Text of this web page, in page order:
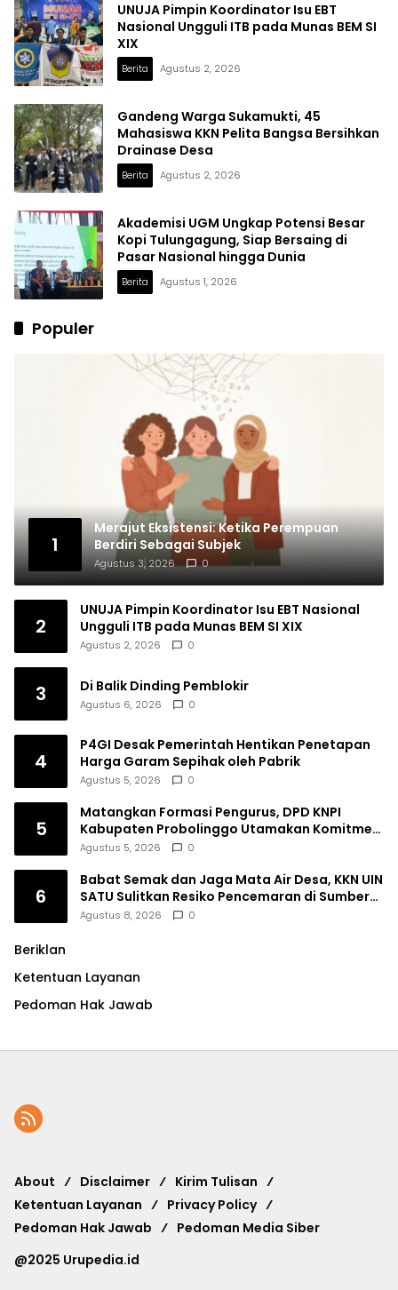
UNUJA Pimpin Koordinator Isu EBT
Nasional Ungguli ITB pada Munas BEM SI
XIX
Berita Agustus 2, 2026
Gandeng Warga Sukamukti, 45
Mahasiswa KKN Pelita Bangsa Bersihkan
Drainase Desa
Berita Agustus 2, 2026
Akademisi UGM Ungkap Potensi Besar
Kopi Tulungagung, Siap Bersaing di
Pasar Nasional hingga Dunia
Berita Agustus 1, 2026
Populer
1
Merajut Eksistensi: Ketika Perempuan
Berdiri Sebagai Subjek
Agustus 3, 2026 0
2
UNUJA Pimpin Koordinator Isu EBT Nasional
Ungguli ITB pada Munas BEM SI XIX
Agustus 2, 2026 0
3 Di Balik Dinding Pemblokir
Agustus 6, 2026 0
4
P4GI Desak Pemerintah Hentikan Penetapan
Harga Garam Sepihak oleh Pabrik
Agustus 5, 2026 0
5
Matangkan Formasi Pengurus, DPD KNPI
Kabupaten Probolinggo Utamakan Komitmen
dan Kinerja
Agustus 5, 2026 0
6
Babat Semak dan Jaga Mata Air Desa, KKN UIN
SATU Sulitkan Resiko Pencemaran di Sumber
Ngumbul
Agustus 8, 2026 0
Beriklan
Ketentuan Layanan
Pedoman Hak Jawab
About Disclaimer
Kirim Tulisan
Ketentuan Layanan
Privacy Policy
Pedoman Hak Jawab
Pedoman Media Siber
@2025 Urupedia.id